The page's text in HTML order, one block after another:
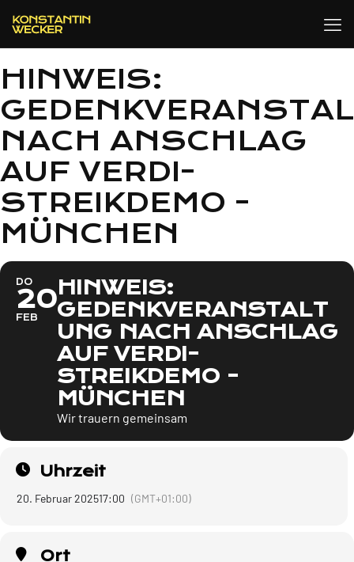
HINWEIS:
NACH ANSCHLAG
AUF VERDI-
STREIKDEMO -
MÜNCHEN
DO
20
FEB
HINWEIS:
GEDENKVERANSTALT
UNG NACH ANSCHLAG
AUF VERDI-
STREIKDEMO -
MÜNCHEN
Wir trauern gemeinsam
Uhrzeit
20. Februar 202517:00 (GMT+01:00)
Ort